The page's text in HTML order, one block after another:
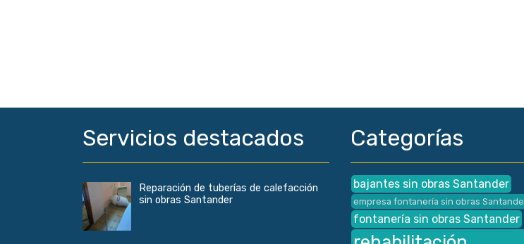
Servicios destacados
Reparación de tuberías de calefacción
sin obras Santander
Categorías
bajantes sin obras Santander
empresa fontanería sin obras
fontanería sin obras Santander